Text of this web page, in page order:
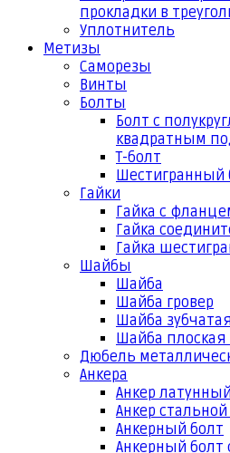
прокладки в
Уплотнитель
Метизы
Саморезы
Винты
Болты
Болт с
квадратным
Т-болт
Шестигранный
Гайки
Гайка с
Гайка
Гайка
Шайбы
Шайба
Шайба гровер
Шайба зубчатая
Шайба плоская
Дюбель
Анкера
Анкер
Анкер
Анкерный болт
Анкерный болт